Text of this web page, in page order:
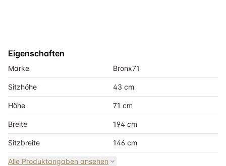
Eigenschaften
Marke Bronx71
Sitzhöhe 43 cm
Höhe 71 cm
Breite 194 cm
Sitzbreite 146 cm
Alle Produktangaben ansehen